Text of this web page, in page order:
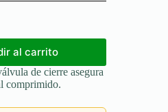
al carrito
de cierre asegura
comprimido.